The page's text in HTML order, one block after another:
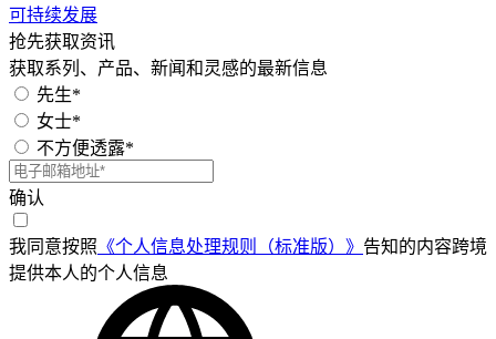
可持续发展
抢先获取资讯
获取系列、产品、新闻和灵感的最新信息
先生*
女士*
不方便透露*
确认
我同意按照 《个人信息处理规则（标准版）》 告知的内容跨境
提供本人的个人信息